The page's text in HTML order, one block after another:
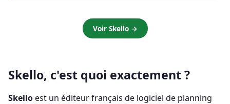
Voir Skello →
Skello, c'est quoi exactement ?
Skelloest un éditeur français de logiciel de planning